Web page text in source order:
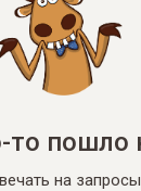
то пошло
на